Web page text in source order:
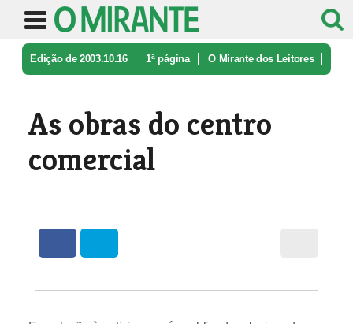
Edição de 2003.10.16 1ª página O Mirante dos Leitores
As obras do centro
comercial